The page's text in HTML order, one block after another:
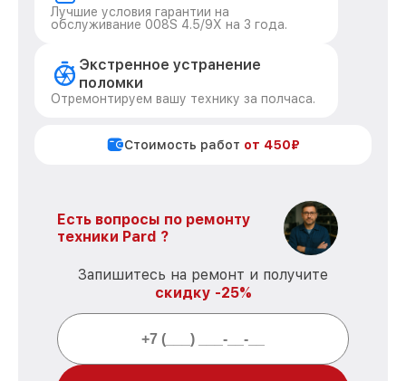
Лучшие условия гарантии на
обслуживание 008S 4.5/9X на 3 года.
Экстренное устранение
поломки
Отремонтируем вашу технику за полчаса.
Стоимость работ от 450₽
Есть вопросы по ремонту
техники Pard ?
Запишитесь на ремонт и получите
скидку -25%